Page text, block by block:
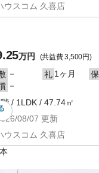
ウスコム 久喜店
万円 (共益費 3,500円)
－ 礼 1ヶ月 保
－
/ 1LDK / 47.74㎡
08/07 更新
ウスコム 久喜店